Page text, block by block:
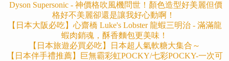
Dyson Supersonic - 神價格吹風機問世！顏色造型好美麗但價
格好不美麗卻還是讓我好心動啊！
【日本大阪必吃】心齋橋 Luke's Lobster 龍蝦三明治 - 滿滿龍
蝦肉銷魂，酥香麵包更美味！
【日本旅遊必買必吃】日本超人氣軟糖大集合～
【日本伴手禮推薦】巨無霸彩虹POCKY/七彩POCKY-一次可